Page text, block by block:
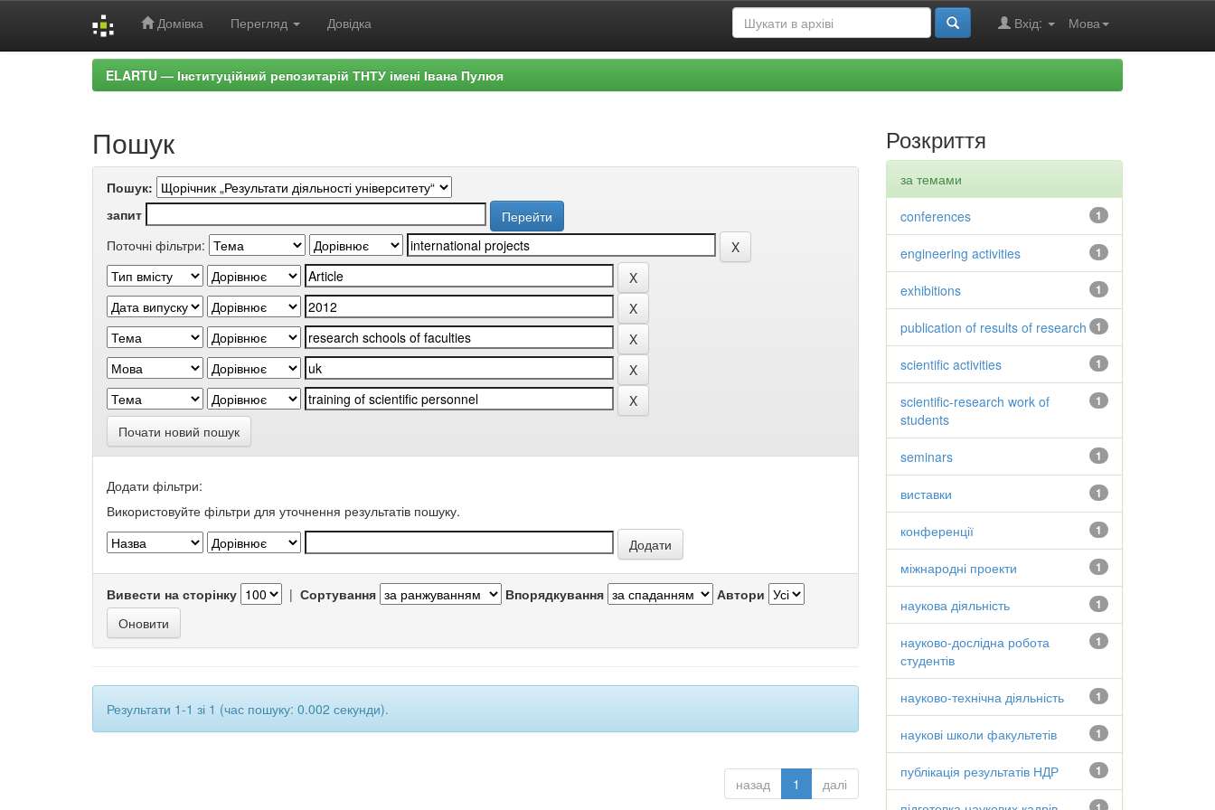
Домівка Перегляд Довідка Мова
Вхід:
ELARTU — Інституційний репозитарій ТНТУ імені Івана Пулюя
Пошук
Пошук:
запит
Поточні фільтри:
Почати новий пошук
Додати фільтри:
Використовуйте фільтри для уточнення результатів пошуку.
Вивести на сторінку | Сортування Впорядкування Автори
Результати 1-1 зі 1 (час пошуку: 0.002 секунди).
назад 1 далі
Розкриття
за темами
1
conferences
1
engineering activities
1
exhibitions
1
publication of results of research
1
scientific activities
1
scientific-research work of
students
1
seminars
1
виставки
1
конференції
1
міжнародні проекти
1
наукова діяльність
1
науково-дослідна робота
студентів
1
науково-технічна діяльність
1
наукові школи факультетів
1
публікація результатів НДР